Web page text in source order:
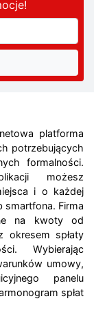
!
platforma
potrzebujących
formalności.
możesz
i o każdej
Firma
na kwoty od
okresem spłaty
Wybierając
umowy,
panelu
spłat